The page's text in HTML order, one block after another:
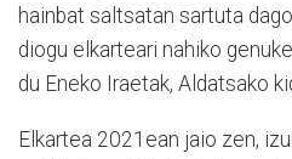
hainbat saltsatan sartuta
diogu elkarteari nahiko
du Eneko Iraetak, Aldatsako
Elkartea 2021ean jaio zen,